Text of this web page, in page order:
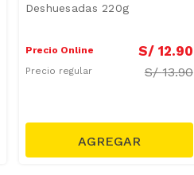
Deshuesadas 220g
Precio Online S/ 12.90
Precio regular S/13.90